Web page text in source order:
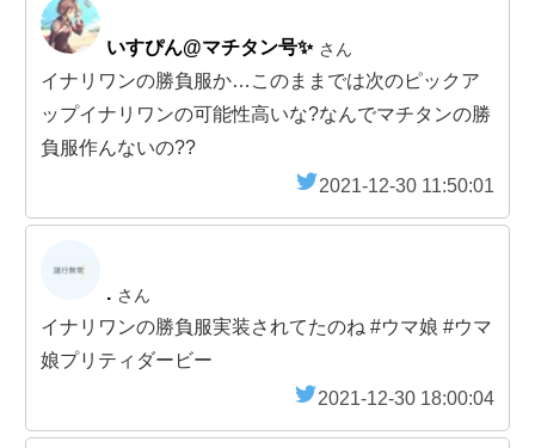
いすぴん@マチタン号✨ さん
イナリワンの勝負服か…このままでは次のピックア
ップイナリワンの可能性高いな?なんでマチタンの勝
負服作んないの??
2021-12-30 11:50:01
. さん
イナリワンの勝負服実装されてたのね #ウマ娘 #ウマ
娘プリティダービー
2021-12-30 18:00:04